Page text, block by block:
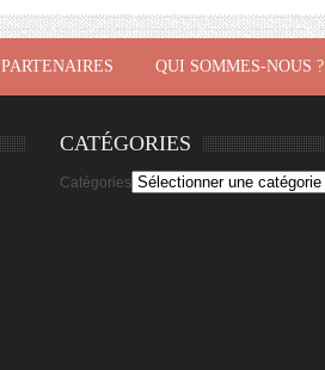
PARTENAIRES QUI SOMMES-NOUS ?
CATÉGORIES
Catégories